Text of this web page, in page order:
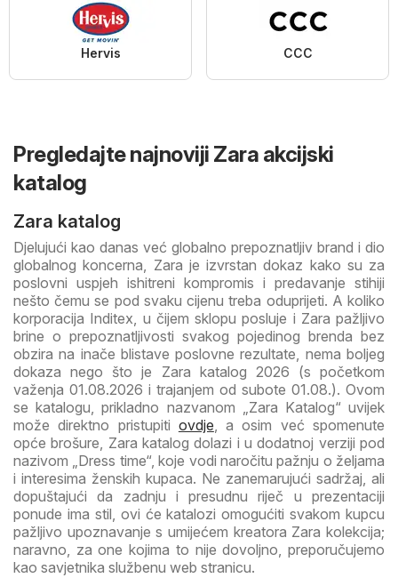
Hervis CCC
Pregledajte najnoviji Zara akcijski
katalog
Zara katalog
Djelujući kao danas već globalno prepoznatljiv brand i dio
globalnog koncerna, Zara je izvrstan dokaz kako su za
poslovni uspjeh ishitreni kompromis i predavanje stihiji
nešto čemu se pod svaku cijenu treba oduprijeti. A koliko
korporacija Inditex, u čijem sklopu posluje i Zara pažljivo
brine o prepoznatljivosti svakog pojedinog brenda bez
obzira na inače blistave poslovne rezultate, nema boljeg
dokaza nego što je Zara katalog 2026 (s početkom
važenja 01.08.2026 i trajanjem od subote 01.08.). Ovom
se katalogu, prikladno nazvanom „Zara Katalog“ uvijek
može direktno pristupiti ovdje, a osim već spomenute
opće brošure, Zara katalog dolazi i u dodatnoj verziji pod
nazivom „Dress time“, koje vodi naročitu pažnju o željama
i interesima ženskih kupaca. Ne zanemarujući sadržaj, ali
dopuštajući da zadnju i presudnu riječ u prezentaciji
ponude ima stil, ovi će katalozi omogućiti svakom kupcu
pažljivo upoznavanje s umijećem kreatora Zara kolekcija;
naravno, za one kojima to nije dovoljno, preporučujemo
kao savjetnika službenu web stranicu.